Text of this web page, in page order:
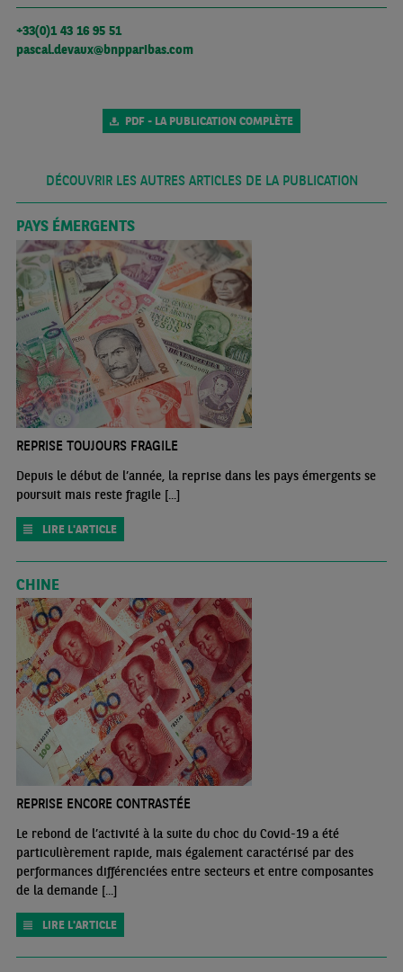
+33(0)1 43 16 95 51
pascal.devaux@bnpparibas.com
PDF - LA PUBLICATION COMPLÈTE
DÉCOUVRIR LES AUTRES ARTICLES DE LA PUBLICATION
PAYS ÉMERGENTS
REPRISE TOUJOURS FRAGILE
Depuis le début de l’année, la reprise dans les pays émergents se
poursuit mais reste fragile [...]
LIRE L'ARTICLE
CHINE
REPRISE ENCORE CONTRASTÉE
Le rebond de l’activité à la suite du choc du Covid-19 a été
particulièrement rapide, mais également caractérisé par des
performances différenciées entre secteurs et entre composantes
de la demande [...]
LIRE L'ARTICLE